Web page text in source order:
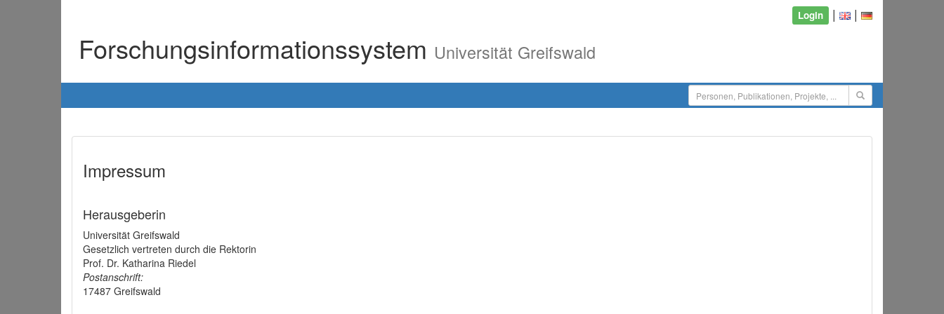
Login | |
Forschungsinformationssystem Universität Greifswald
Impressum
Herausgeberin
Universität Greifswald
Gesetzlich vertreten durch die Rektorin
Prof. Dr. Katharina Riedel
Postanschrift:
17487 Greifswald